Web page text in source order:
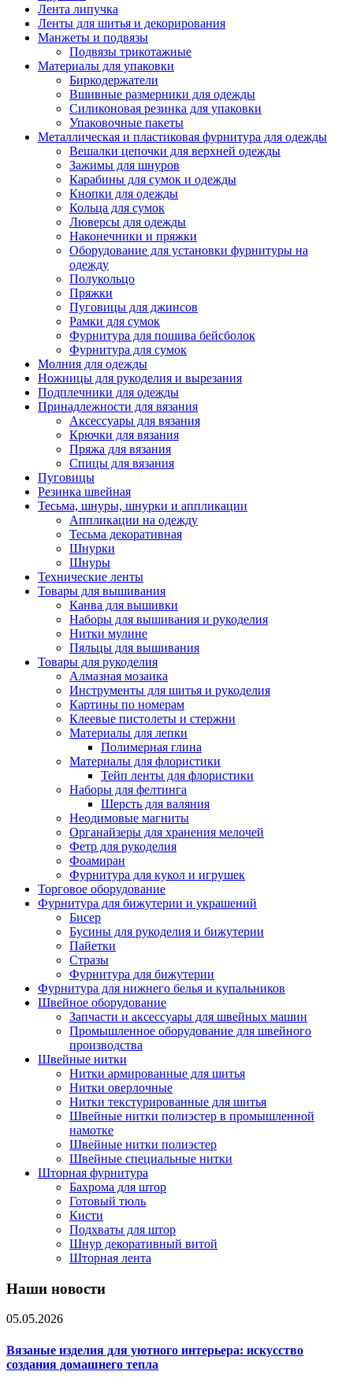
Лента липучка
Ленты для шитья и декорирования
Манжеты и подвязы
Подвязы трикотажные
Материалы для упаковки
Биркодержатели
Вшивные размерники для одежды
Силиконовая резинка для упаковки
Упаковочные пакеты
Металлическая и пластиковая фурнитура для одежды
Вешалки цепочки для верхней одежды
Зажимы для шнуров
Карабины для сумок и одежды
Кнопки для одежды
Кольца для сумок
Люверсы для одежды
Наконечники и пряжки
Оборудование для установки фурнитуры на
одежду
Полукольцо
Пряжки
Пуговицы для джинсов
Рамки для сумок
Фурнитура для пошива бейсболок
Фурнитура для сумок
Молния для одежды
Ножницы для рукоделия и вырезания
Подплечники для одежды
Принадлежности для вязания
Аксессуары для вязания
Крючки для вязания
Пряжа для вязания
Спицы для вязания
Пуговицы
Резинка швейная
Тесьма, шнуры, шнурки и аппликации
Аппликации на одежду
Тесьма декоративная
Шнурки
Шнуры
Технические ленты
Товары для вышивания
Канва для вышивки
Наборы для вышивания и рукоделия
Нитки мулине
Пяльцы для вышивания
Товары для рукоделия
Алмазная мозаика
Инструменты для шитья и рукоделия
Картины по номерам
Клеевые пистолеты и стержни
Материалы для лепки
Полимерная глина
Материалы для флористики
Тейп ленты для флористики
Наборы для фелтинга
Шерсть для валяния
Неодимовые магниты
Органайзеры для хранения мелочей
Фетр для рукоделия
Фоамиран
Фурнитура для кукол и игрушек
Торговое оборудование
Фурнитура для бижутерии и украшений
Бисер
Бусины для рукоделия и бижутерии
Пайетки
Стразы
Фурнитура для бижутерии
Фурнитура для нижнего белья и купальников
Швейное оборудование
Запчасти и аксессуары для швейных машин
Промышленное оборудование для швейного
производства
Швейные нитки
Нитки армированные для шитья
Нитки оверлочные
Нитки текстурированные для шитья
Швейные нитки полиэстер в промышленной
намотке
Швейные нитки полиэстер
Швейные специальные нитки
Шторная фурнитура
Бахрома для штор
Готовый тюль
Кисти
Подхваты для штор
Шнур декоративный витой
Шторная лента
Наши новости
05.05.2026
Вязаные изделия для уютного интерьера: искусство
создания домашнего тепла